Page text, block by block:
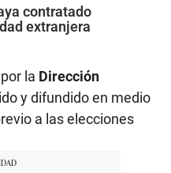
contratado
extranjera
la Dirección
y difundido en medio
a las elecciones